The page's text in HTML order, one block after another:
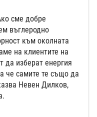
сме добре
въглеродно
към околната
на клиентите на
да изберат енергия
че самите те също да
Невен Дилков,